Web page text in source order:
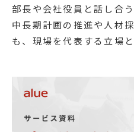
部長や会社役員と話し合
中長期計画の推進や人材
も、現場を代表する立場